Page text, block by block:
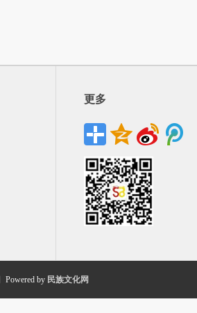
更多
Powered by 民族文化网